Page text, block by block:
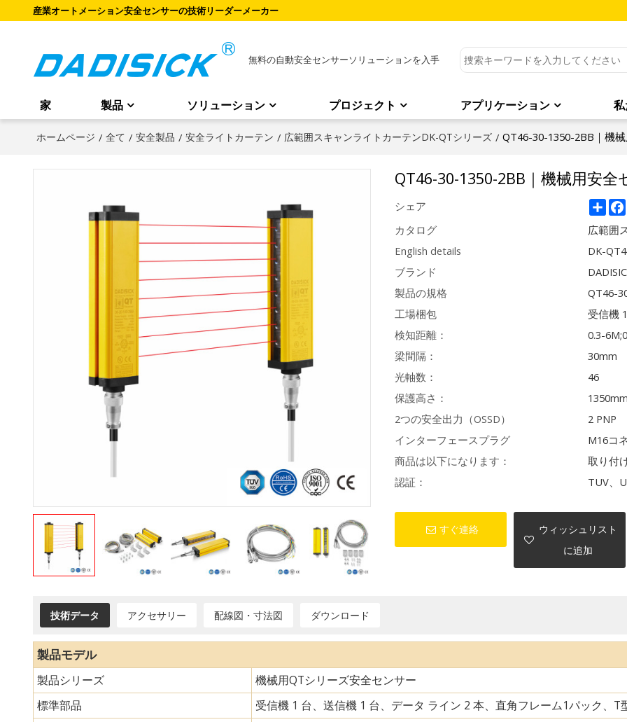
産業オートメーション安全センサーの技術リーダーメーカー
無料の自動安全センサーソリューションを入手
家 製品 ソリューション プロジェクト アプリケーション
ホームページ / 全て / 安全製品 / 安全ライトカーテン / 広範囲スキャンライトカーテンDK-QTシリーズ / QT46-30-1350-2BB｜機
QT46-30-1350-2BB｜機械用安全
シェア
カタログ
広範囲
English details
DK-
ブランド
製品の規格
QT46-
工場梱包
受信機
検知距離：
0.3-
梁間隔：
30mm
光軸数：
46
保護高さ：
1350mm
2つの安全出力（OSSD）
2 PNP
インターフェースプラグ
M16コ
商品は以下になります：
取り付
認証：
TUV、
すぐ連絡
ウィッシュリスト
に追加
技術データ アクセサリー 配線図・寸法図 ダウンロード
製品モデル
製品シリーズ
機械用QTシリーズ安全センサー
標準部品
受信機 1 台、送信機 1 台、データ ライン 2 本、直角フレーム1パック、T